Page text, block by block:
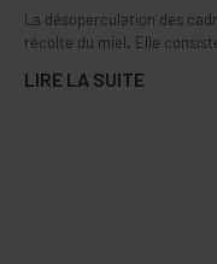
La désoperculation des
récolte du miel. Elle
LIRE LA SUITE